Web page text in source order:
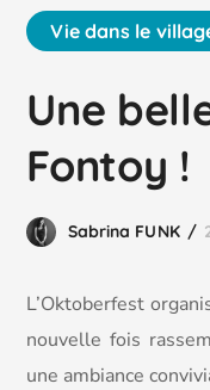
Vie dans le
Une
Fontoy !
Sabrina FUNK
L’Oktoberfest
nouvelle fois
une ambiance